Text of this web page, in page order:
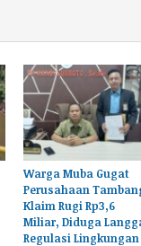
Warga Muba Gugat
Perusahaan
Klaim Rugi Rp3,6
Miliar, Diduga
Regulasi Lingkungan